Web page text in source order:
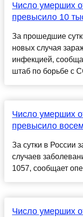
Число умерших
превысило 10
За прошедшие
новых случая
инфекцией,
штаб по борьбе с
Число умерших
превысило
За сутки в России
случаев
1057, сообщает
Число умерших